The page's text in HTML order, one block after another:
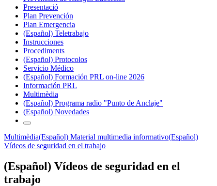
Presentació
Plan Prevención
Plan Emergencia
(Español) Teletrabajo
Instrucciones
Procediments
(Español) Protocolos
Servicio Médico
(Español) Formación PRL on-line 2026
Información PRL
Multimèdia
(Español) Programa radio "Punto de Anclaje"
(Español) Novedades
Multimèdia(Español) Material multimedia informativo(Español)
Vídeos de seguridad en el trabajo
(Español) Vídeos de seguridad en el
trabajo